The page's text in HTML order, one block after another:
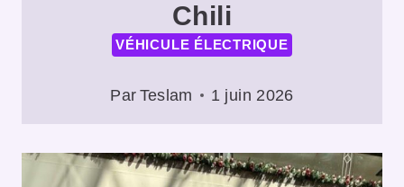
Chili
VÉHICULE ÉLECTRIQUE
Par Teslam 1 juin 2026